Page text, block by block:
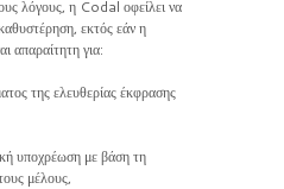
λόγους, η Codal οφείλει να
εκτός εάν η
απαραίτητη για:
της ελευθερίας έκφρασης
υποχρέωση με βάση τη
μέλους,